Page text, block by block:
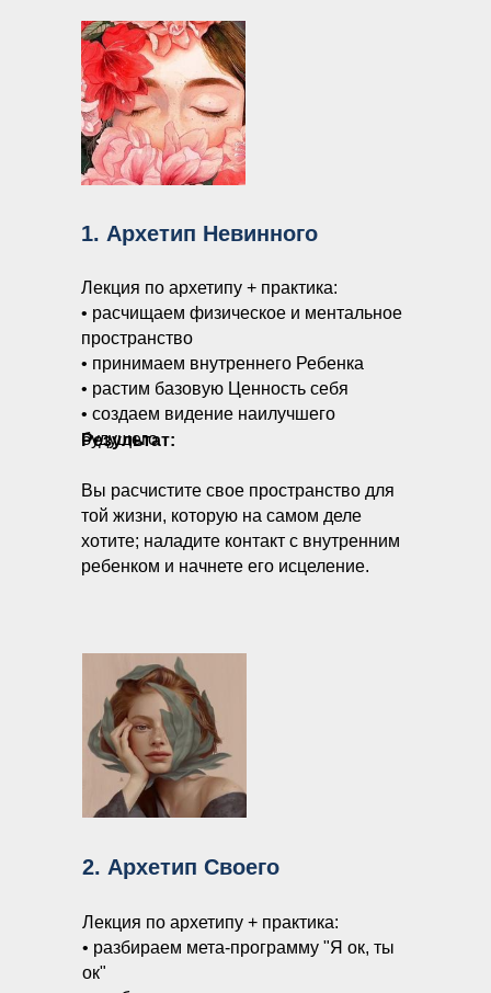
2. Архетип Своего
Лекция по архетипу + практика:
• разбираем мета-программу "Я ок, ты
ок"
1. Архетип Невинного
Лекция по архетипу + практика:
• расчищаем физическое и ментальное
пространство
• принимаем внутреннего Ребенка
• растим базовую Ценность себя
• создаем видение наилучшего
будущего
Результат:
Вы расчистите свое пространство для
той жизни, которую на самом деле
хотите; наладите контакт с внутренним
ребенком и начнете его исцеление.